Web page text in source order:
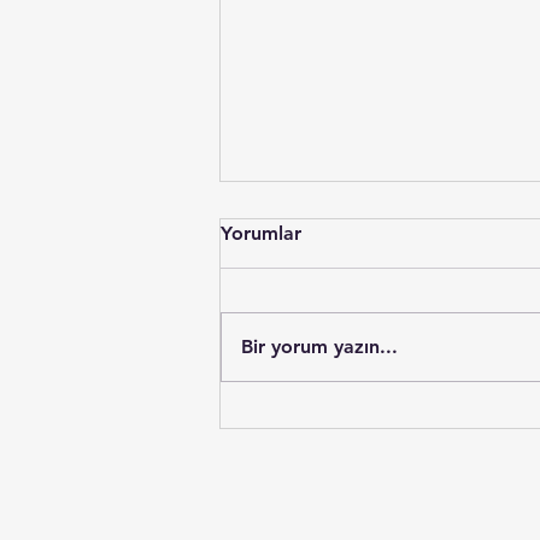
Yorumlar
Bir yorum yazın...